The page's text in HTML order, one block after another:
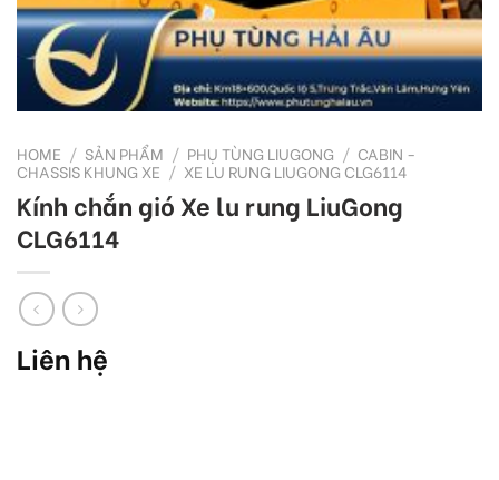
HOME / SẢN PHẨM / PHỤ TÙNG LIUGONG / CABIN -
CHASSIS KHUNG XE / XE LU RUNG LIUGONG CLG6114
Kính chắn gió Xe lu rung LiuGong
CLG6114
Liên hệ